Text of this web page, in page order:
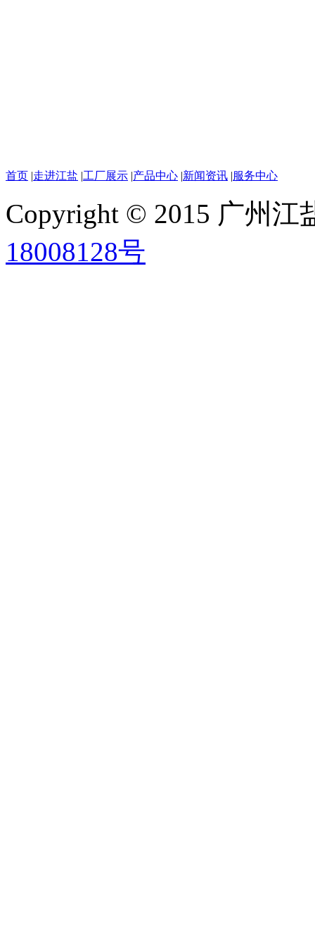
首页 |走进江盐 |工厂展示 |产品中心 |新闻资讯 |服务中心
Copyright © 2015 广州
18008128号